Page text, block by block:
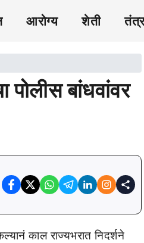
आरोग्य शेती
पोलीस बांधवांवर
केल्यानं काल राज्यभरात निदर्शने